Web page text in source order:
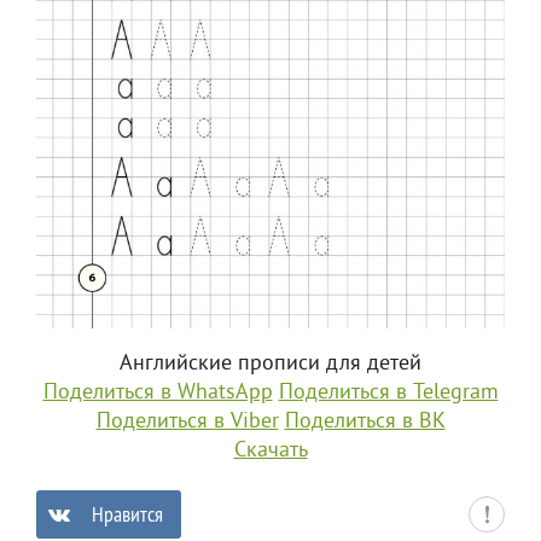
Английские прописи для детей
Поделиться в WhatsApp Поделиться в Telegram
Поделиться в Viber Поделиться в ВК
Скачать
Нравится